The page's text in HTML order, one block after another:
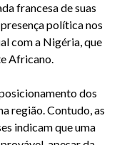
francesa de suas
política nos
com a Nigéria, que
Africano.
dos
região. Contudo, as
indicam que uma